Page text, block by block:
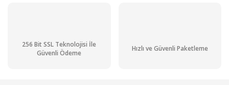
256 Bit SSL Teknolojisi İle
Güvenli Ödeme
Hızlı ve Güvenli Paketleme